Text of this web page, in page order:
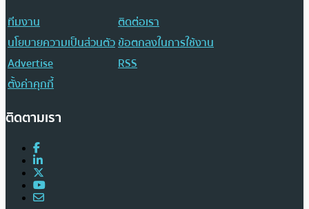
ทีมงาน
ติดต่อเรา
นโยบายความเป็นส่วนตัวข้อตกลงในการใช้งาน
Advertise
RSS
ตั้งค่าคุกกี้
ติดตามเรา